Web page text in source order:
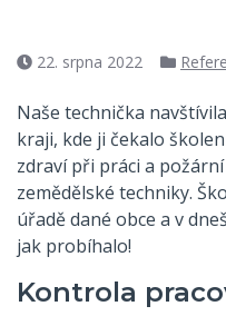
Datum
22. srpna 2022 Rubriky
Naše technička
kraji, kde ji čekalo
zdraví při práci a
zemědělské techniky.
úřadě dané obce a v
jak probíhalo!
Kontrola